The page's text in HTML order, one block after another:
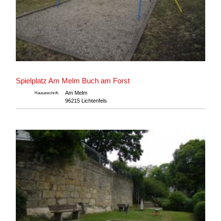
Spielplatz Am Melm Buch am Forst
Hausanschrift:
Am Melm
96215 Lichtenfels